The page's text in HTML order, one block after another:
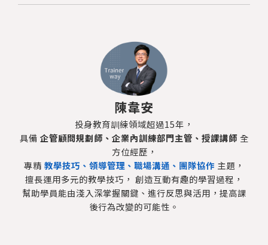
陳韋安
投身教育訓練領域超過15年，
具備 企管顧問規劃師、企業內訓練部門主管、授課講師 全
方位經歷，
專精 教學技巧、領導管理、職場溝通、團隊協作 主題，
擅長運用多元的教學技巧， 創造互動有趣的學習過程，
幫助學員能由淺入深掌握關鍵、進行反思與活用，提高課
後行為改變的可能性。